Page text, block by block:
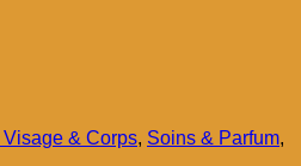
د.م. 12,00.
Visage & Corps, Soins & Parfum,